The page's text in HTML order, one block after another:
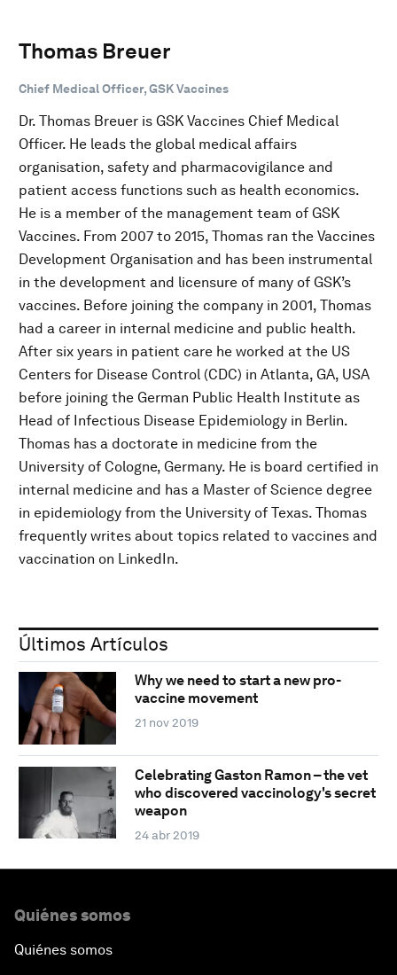
Thomas Breuer
Chief Medical Officer, GSK Vaccines
Dr. Thomas Breuer is GSK Vaccines Chief Medical
Officer. He leads the global medical affairs
organisation, safety and pharmacovigilance and
patient access functions such as health economics.
He is a member of the management team of GSK
Vaccines. From 2007 to 2015, Thomas ran the Vaccines
Development Organisation and has been instrumental
in the development and licensure of many of GSK’s
vaccines. Before joining the company in 2001, Thomas
had a career in internal medicine and public health.
After six years in patient care he worked at the US
Centers for Disease Control (CDC) in Atlanta, GA, USA
before joining the German Public Health Institute as
Head of Infectious Disease Epidemiology in Berlin.
Thomas has a doctorate in medicine from the
University of Cologne, Germany. He is board certified in
internal medicine and has a Master of Science degree
in epidemiology from the University of Texas. Thomas
frequently writes about topics related to vaccines and
vaccination on LinkedIn.
Últimos Artículos
Why we need to start a new pro-
vaccine movement
21 nov 2019
Celebrating Gaston Ramon – the vet
who discovered vaccinology's secret
weapon
24 abr 2019
Quiénes somos
Quiénes somos